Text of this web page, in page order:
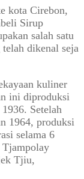
kota Cirebon,
Sirup
salah satu
dikenal seja
kuliner
ini diproduksi
Setelah
1964, produksi
selama 6
Tjampolay
Tjiu,